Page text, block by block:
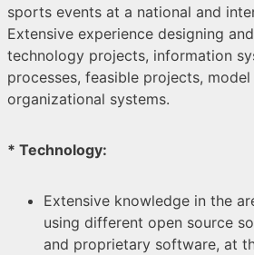
sports events at a national and
Extensive experience designing
technology projects, information
processes, feasible projects, model
organizational systems.
* Technology:
Extensive knowledge in the
using different open source
and proprietary software, at